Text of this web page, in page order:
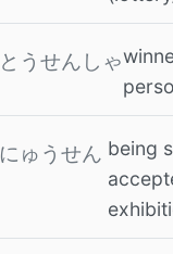
とうせんしゃ
にゅうせん being